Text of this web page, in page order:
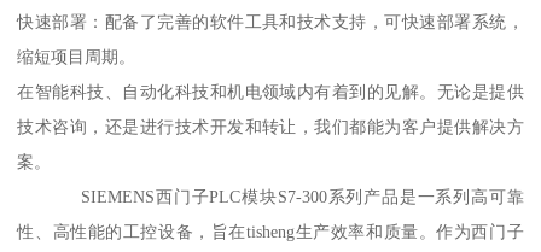
快速部署：配备了完善的软件工具和技术支持，可快速部署系统，
缩短项目周期。
在智能科技、自动化科技和机电领域内有着到的见解。无论是提供
技术咨询，还是进行技术开发和转让，我们都能为客户提供解决方
案。
SIEMENS西门子PLC模块S7-300系列产品是一系列高可靠
性、高性能的工控设备，旨在tisheng生产效率和质量。作为西门子